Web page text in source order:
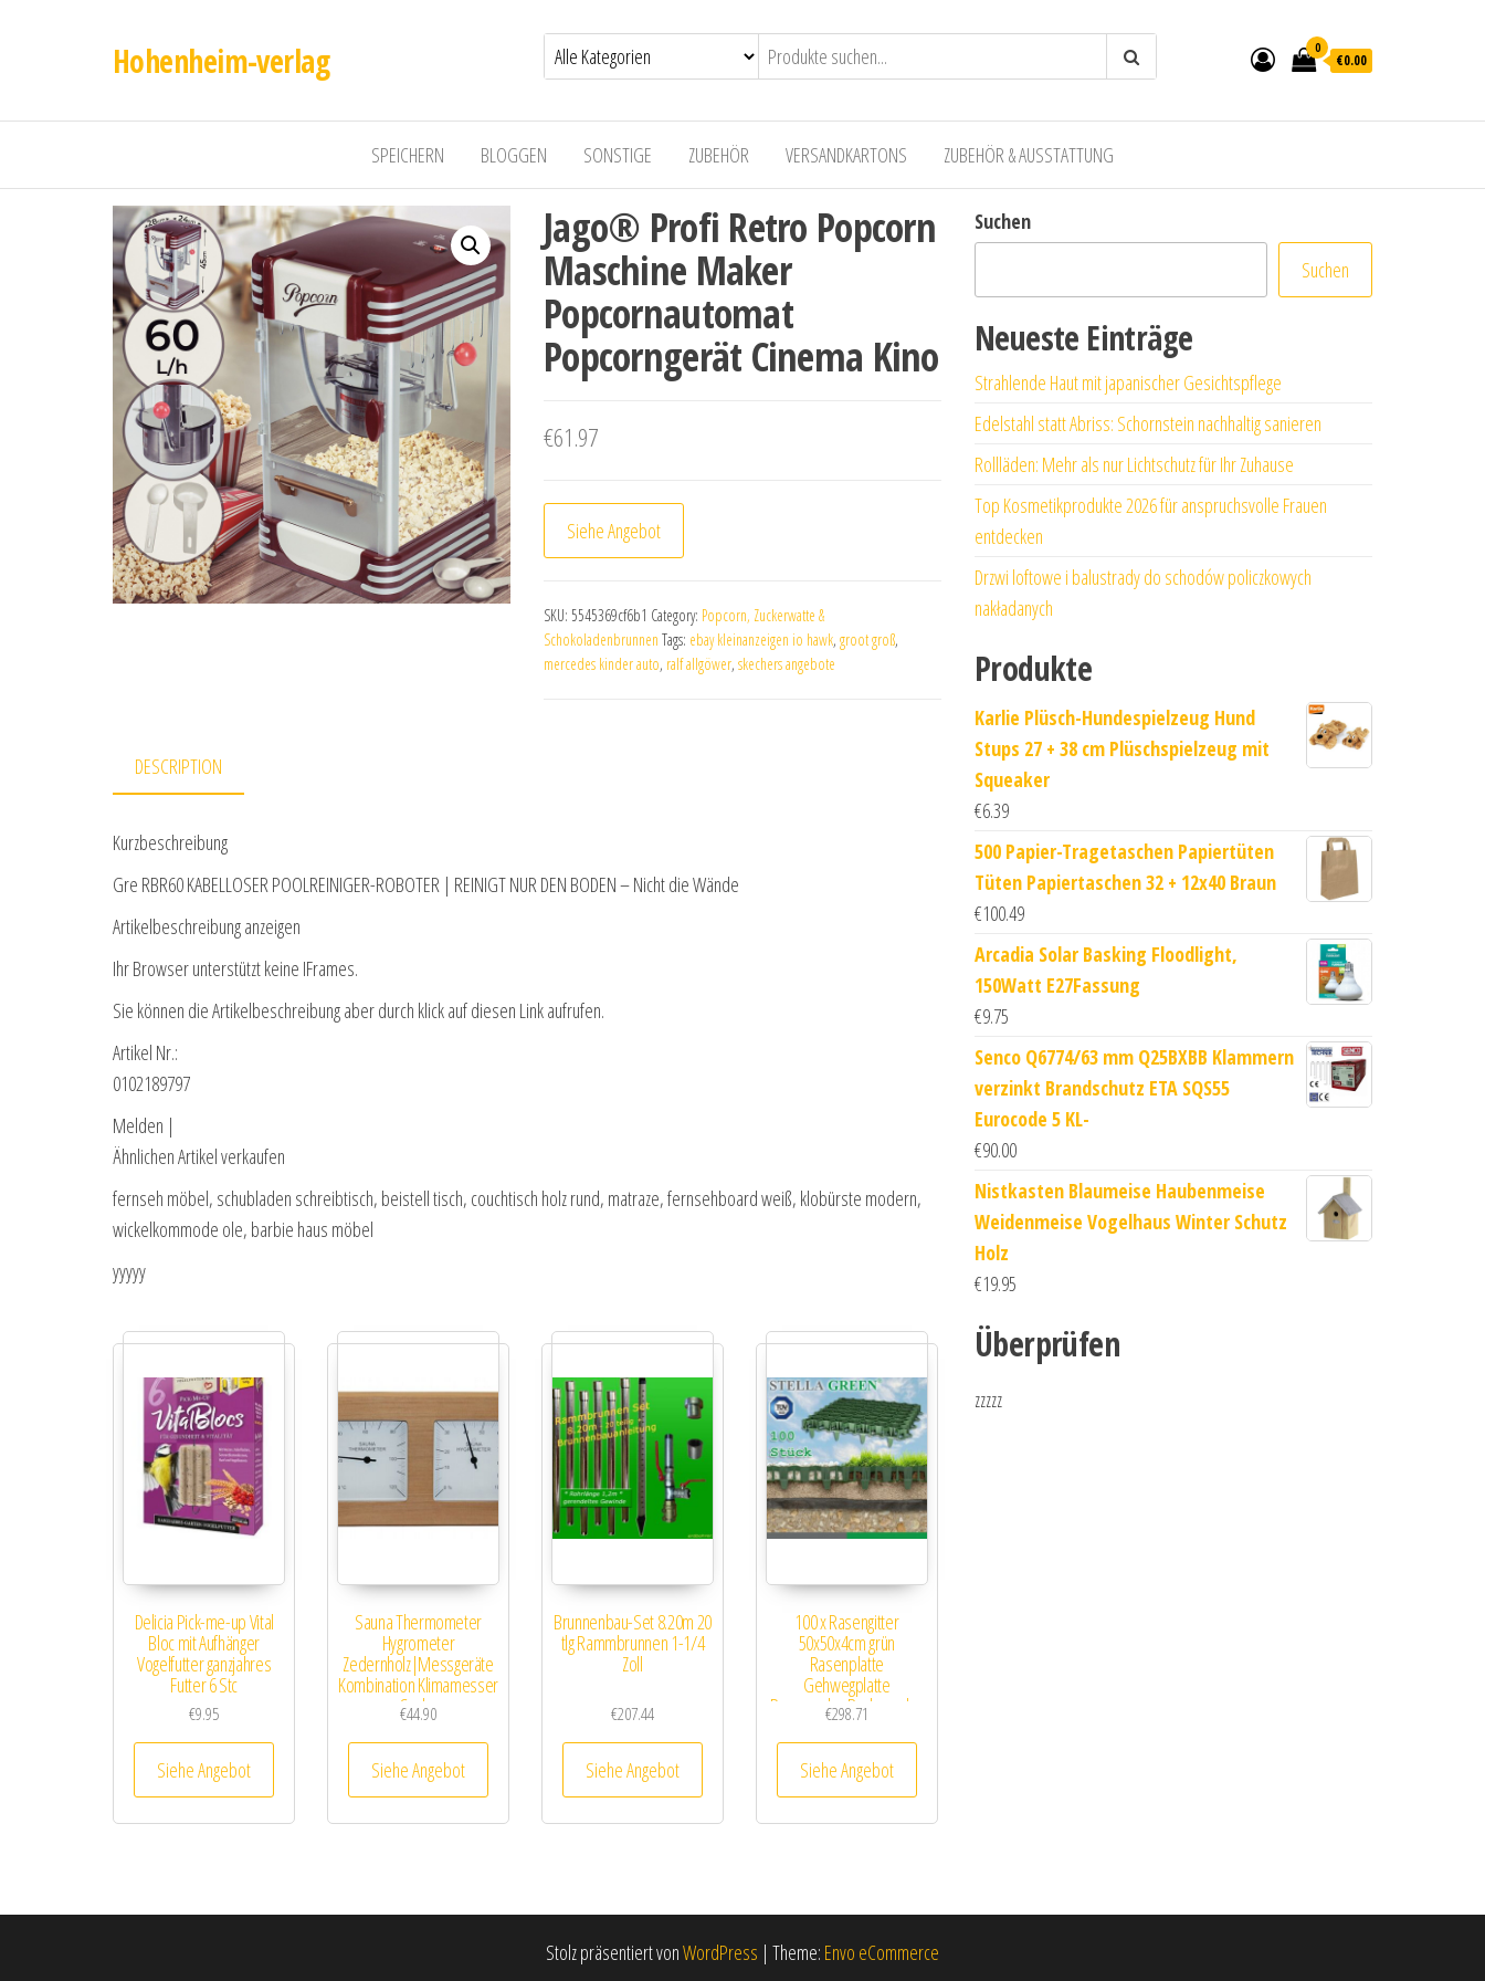
Hohenheim-verlag 0
€0.00
SPEICHERN BLOGGEN SONSTIGE ZUBEHÖR VERSANDKARTONS ZUBEHÖR & AUSSTATTUNG
Jago® Profi Retro Popcorn
Maschine Maker
Popcornautomat
Popcorngerät Cinema Kino
€61.97
Siehe Angebot
SKU: 5545369cf6b1 Category: Popcorn, Zuckerwatte &
Schokoladenbrunnen Tags: ebay kleinanzeigen io hawk, groot groß,
mercedes kinder auto, ralf allgöwer, skechers angebote
DESCRIPTION
Kurzbeschreibung
Gre RBR60 KABELLOSER POOLREINIGER-ROBOTER | REINIGT NUR DEN BODEN – Nicht die Wände
Artikelbeschreibung anzeigen
Ihr Browser unterstützt keine IFrames.
Sie können die Artikelbeschreibung aber durch klick auf diesen Link aufrufen.
Artikel Nr.:
0102189797
Melden |
Ähnlichen Artikel verkaufen
fernseh möbel, schubladen schreibtisch, beistell tisch, couchtisch holz rund, matraze, fernsehboard weiß, klobürste modern,
wickelkommode ole, barbie haus möbel
yyyyy
Delicia Pick-me-up Vital
Bloc mit Aufhänger
Vogelfutter ganzjahres
Futter 6 Stc
€9.95
Siehe Angebot
Sauna Thermometer
Hygrometer
Zedernholz|Messgeräte
Kombination Klimamesser
Cedar
€44.90
Siehe Angebot
Brunnenbau-Set 8.20m 20
tlg Rammbrunnen 1-1/4
Zoll
€207.44
Siehe Angebot
100 x Rasengitter
50x50x4cm grün
Rasenplatte
Gehwegplatte
Rasenwabe Bodenwabe
€298.71
Siehe Angebot
Suchen
Suchen
Neueste Einträge
Strahlende Haut mit japanischer Gesichtspflege
Edelstahl statt Abriss: Schornstein nachhaltig sanieren
Rollläden: Mehr als nur Lichtschutz für Ihr Zuhause
Top Kosmetikprodukte 2026 für anspruchsvolle Frauen
entdecken
Drzwi loftowe i balustrady do schodów policzkowych
nakładanych
Produkte
Karlie Plüsch-Hundespielzeug Hund
Stups 27 + 38 cm Plüschspielzeug mit
Squeaker
€6.39
500 Papier-Tragetaschen Papiertüten
Tüten Papiertaschen 32 + 12x40 Braun
€100.49
Arcadia Solar Basking Floodlight,
150Watt E27Fassung
€9.75
Senco Q6774/63 mm Q25BXBB Klammern
verzinkt Brandschutz ETA SQS55
Eurocode 5 KL-
€90.00
Nistkasten Blaumeise Haubenmeise
Weidenmeise Vogelhaus Winter Schutz
Holz
€19.95
Überprüfen
zzzzz
Stolz präsentiert vonWordPress | Theme: Envo eCommerce